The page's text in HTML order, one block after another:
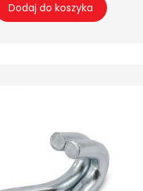
Dodaj do koszyka